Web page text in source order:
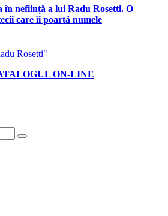
în neființă a lui Radu Rosetti. O
care îi poartă numele
Rosetti"
ON-LINE